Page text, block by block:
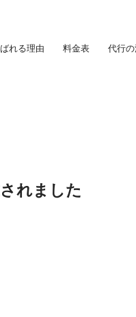
れる理由 料金表 代行
れました